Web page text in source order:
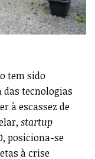
tem sido
tecnologias
à escassez de
startup
posiciona-se
à crise